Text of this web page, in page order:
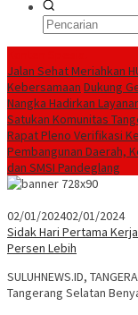
Jalan Sehat Meriahkan
Kebersamaan Dukung
Nangka Hadirkan
Satukan Komunitas
Rapat Pleno Verifikasi
Pembangunan Daerah,
dan SMSI Pandeglang
02/01/202402/01/2024
Sidak Hari Pertama
Persen Lebih
SULUHNEWS.ID,
Tangerang Selatan